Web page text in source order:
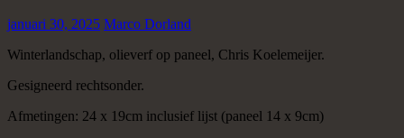
januari 30, 2025 Marco Dorland
Winterlandschap, olieverf op paneel, Chris Koelemeijer.
Gesigneerd rechtsonder.
Afmetingen: 24 x 19cm inclusief lijst (paneel 14 x 9cm)